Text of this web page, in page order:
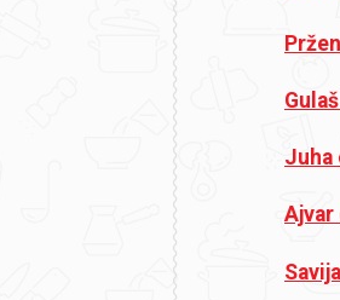
Juha
Ajvar